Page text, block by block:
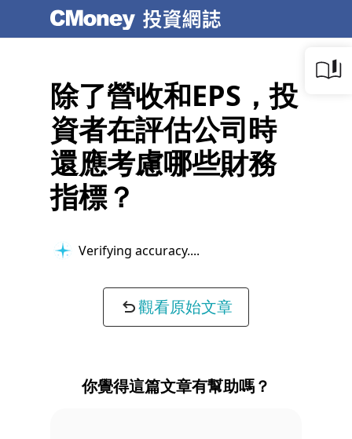
除了營收和EPS，投
資者在評估公司時
還應考慮哪些財務
指標？
Verifying accuracy...
觀看原始文章
你覺得這篇文章有幫助嗎？